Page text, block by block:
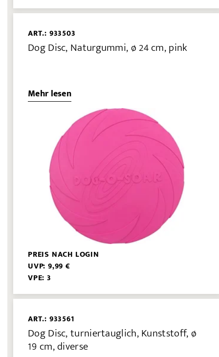
ART.: 933503
Dog Disc, Naturgummi, ø 24 cm, pink
Mehr lesen
PREIS NACH LOGIN
UVP: 9,99 €
VPE: 3
ART.: 933561
Dog Disc, turniertauglich, Kunststoff, ø
19 cm, diverse